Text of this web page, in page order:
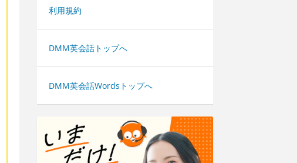
利用規約
DMM英会話トップへ
DMM英会話Wordsトップへ